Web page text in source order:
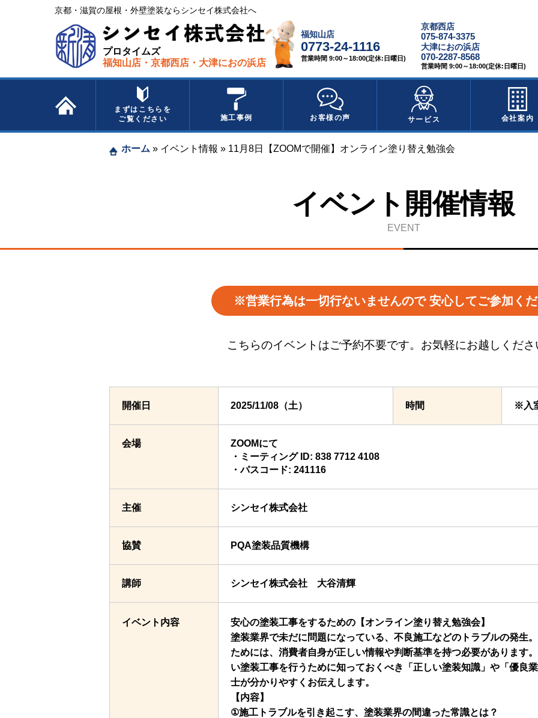
京都・滋賀の屋根・外壁塗装ならシンセイ株式会社へ​ ​
プロタイムズ
福知山店・京都西店・大津におの浜店
福知山店
0773-24-1116
営業時間 9:00～18:00(定休:日曜日)
京都西店
075-874-3375
大津におの浜店
070-2287-8568
営業時間 9:00～18:00(定休:日曜日)
まずはこちらを
ご覧ください
施工事例 お客様の声 サービス 会社案内
ホーム » イベント情報 » 11月8日【ZOOMで開催】オンライン塗り替え勉強会
イベント開催情報
EVENT
※営業行為は一切行ないませんので 安心してご参加く
こちらのイベントはご予約不要です。お気軽にお越しくださ
開催日 2025/11/08（土） 時間 ※入
会場
ZOOMにて
・ミーティング ID: 838 7712 4108
・パスコード: 241116
主催 シンセイ株式会社
協賛 PQA塗装品質機構
講師 シンセイ株式会社 大谷清輝
イベント内容
安心の塗装工事をするための【オンライン塗り替え勉強会】
塗装業界で未だに問題になっている、不良施工などのトラブルの発生
ためには、消費者自身が正しい情報や判断基準を持つ必要があります
い塗装工事を行うために知っておくべき「正しい塗装知識」や「優良
士が分かりやすくお伝えします。
【内容】
①施工トラブルを引き起こす、塗装業界の間違った常識とは？